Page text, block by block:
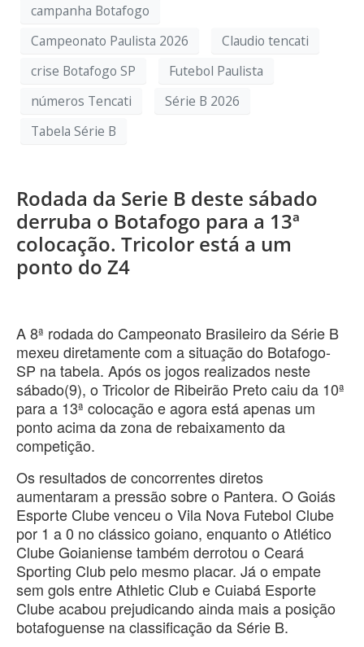
campanha Botafogo
Campeonato Paulista 2026
Claudio tencati
crise Botafogo SP
Futebol Paulista
números Tencati
Série B 2026
Tabela Série B
Rodada da Serie B deste sábado
derruba o Botafogo para a 13ª
colocação. Tricolor está a um
ponto do Z4
A 8ª rodada do Campeonato Brasileiro da Série B
mexeu diretamente com a situação do Botafogo-
SP na tabela. Após os jogos realizados neste
sábado(9), o Tricolor de Ribeirão Preto caiu da 10ª
para a 13ª colocação e agora está apenas um
ponto acima da zona de rebaixamento da
competição.
Os resultados de concorrentes diretos
aumentaram a pressão sobre o Pantera. O Goiás
Esporte Clube venceu o Vila Nova Futebol Clube
por 1 a 0 no clássico goiano, enquanto o Atlético
Clube Goianiense também derrotou o Ceará
Sporting Club pelo mesmo placar. Já o empate
sem gols entre Athletic Club e Cuiabá Esporte
Clube acabou prejudicando ainda mais a posição
botafoguense na classificação da Série B.